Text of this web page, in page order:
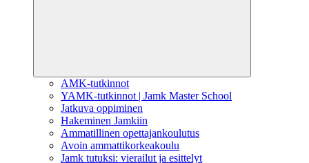
AMK-tutkinnot
YAMK-tutkinnot | Jamk Master School
Jatkuva oppiminen
Hakeminen Jamkiin
Ammatillinen opettajankoulutus
Avoin ammattikorkeakoulu
Jamk tutuksi: vierailut ja esittelyt